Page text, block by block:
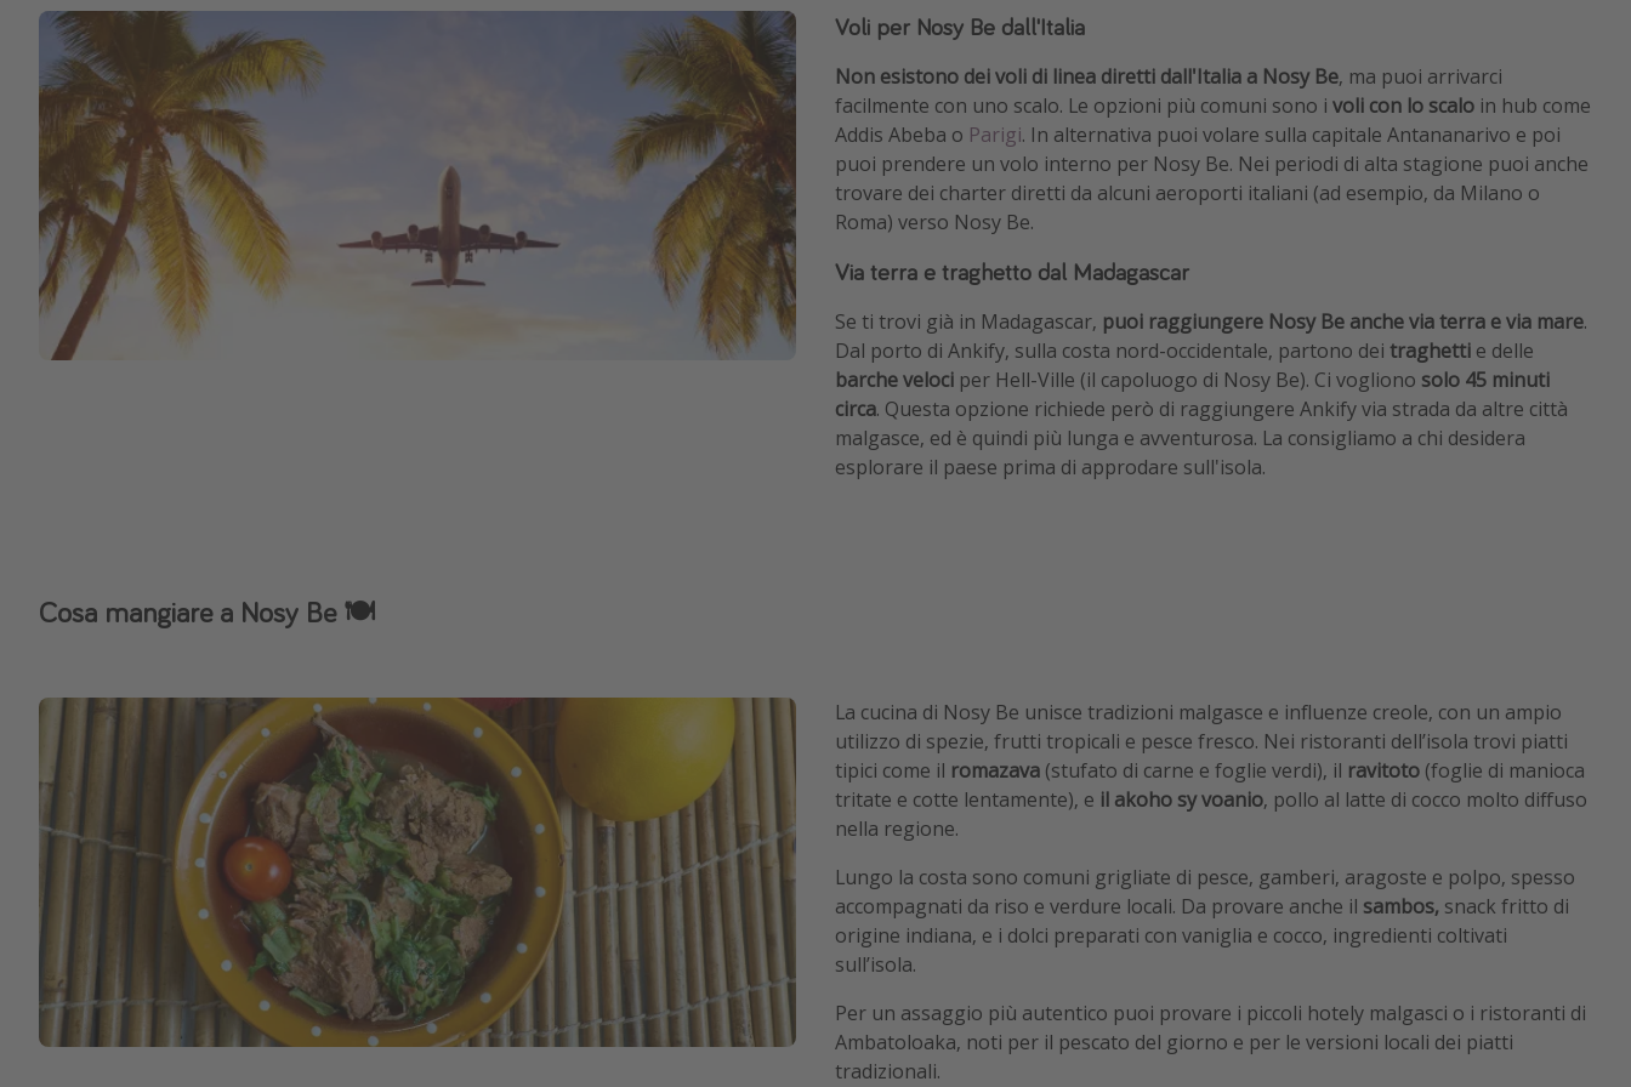
Voli per Nosy Be dall'Italia
Non esistono dei voli di linea diretti dall'Italia a Nosy Be, ma puoi arrivarci
facilmente con uno scalo. Le opzioni più comuni sono i voli con lo scalo in hub come
Addis Abeba o Parigi. In alternativa puoi volare sulla capitale Antananarivo e poi
puoi prendere un volo interno per Nosy Be. Nei periodi di alta stagione puoi anche
trovare dei charter diretti da alcuni aeroporti italiani (ad esempio, da Milano o
Roma) verso Nosy Be.
Via terra e traghetto dal Madagascar
Se ti trovi già in Madagascar, puoi raggiungere Nosy Be anche via terra e via mare.
Dal porto di Ankify, sulla costa nord-occidentale, partono dei traghetti e delle
barche veloci per Hell-Ville (il capoluogo di Nosy Be). Ci vogliono solo 45 minuti
circa. Questa opzione richiede però di raggiungere Ankify via strada da altre città
malgasce, ed è quindi più lunga e avventurosa. La consigliamo a chi desidera
esplorare il paese prima di approdare sull'isola.
Cosa mangiare a Nosy Be 🍽
La cucina di Nosy Be unisce tradizioni malgasce e influenze creole, con un ampio
utilizzo di spezie, frutti tropicali e pesce fresco. Nei ristoranti dell’isola trovi piatti
tipici come il romazava (stufato di carne e foglie verdi), il ravitoto (foglie di manioca
tritate e cotte lentamente), e il akoho sy voanio, pollo al latte di cocco molto diffuso
nella regione.
Lungo la costa sono comuni grigliate di pesce, gamberi, aragoste e polpo, spesso
accompagnati da riso e verdure locali. Da provare anche il sambos, snack fritto di
origine indiana, e i dolci preparati con vaniglia e cocco, ingredienti coltivati
sull’isola.
Per un assaggio più autentico puoi provare i piccoli hotely malgasci o i ristoranti di
Ambatoloaka, noti per il pescato del giorno e per le versioni locali dei piatti
tradizionali.